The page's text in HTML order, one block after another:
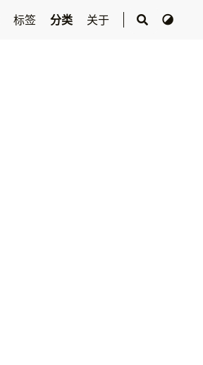
标签 分类 关于